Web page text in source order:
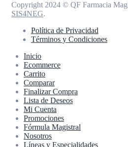
Copyright 2024 © QF Farmacia
SIS4NEG.
Política de Privacidad
Términos y Condiciones
Inicio
Ecommerce
Carrito
Comparar
Finalizar Compra
Lista de Deseos
Mi Cuenta
Promociones
Fórmula Magistral
Nosotros
Líneas y Especialidades